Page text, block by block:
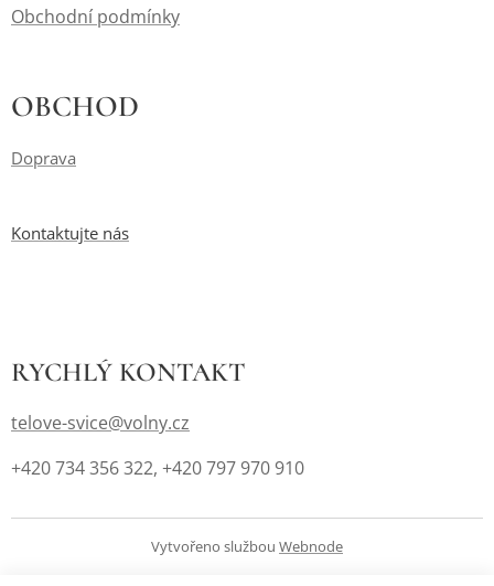
Obchodní podmínky
OBCHOD
Doprava
Kontaktujte nás
RYCHLÝ KONTAKT
telove-svice@volny.cz
+420 734 356 322, +420 797 970 910
Vytvořeno službou Webnode